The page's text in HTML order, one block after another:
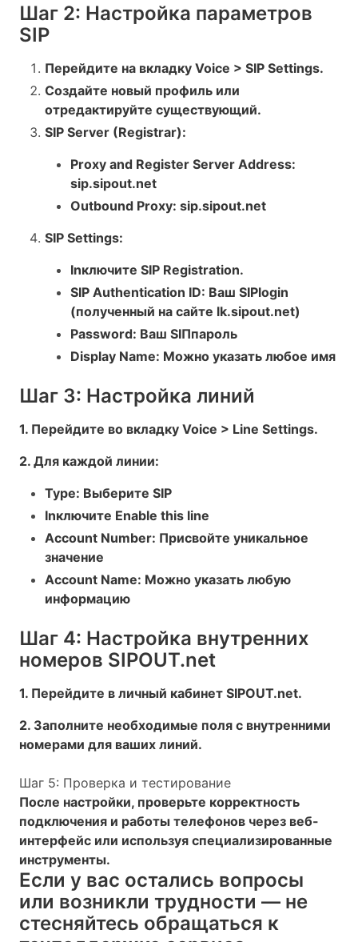
Шаг 2: Настройка параметров
SIP
Перейдите на вкладку Voice > SIP Settings.
Создайте новый профиль или
отредактируйте существующий.
SIP Server (Registrar):
Proxy and Register Server Address:
sip.sipout.net
Outbound Proxy: sip.sipout.net
SIP Settings:
Inключите SIP Registration.
SIP Authentication ID: Ваш SIPlogin
(полученный на сайте lk.sipout.net)
Password: Ваш SIПпароль
Display Name: Можно указать любое имя
Шаг 3: Настройка линий
1. Перейдите во вкладку Voice > Line Settings.
2. Для каждой линии:
Type: Выберите SIP
Inключите Enable this line
Account Number: Присвойте уникальное
значение
Account Name: Можно указать любую
информацию
Шаг 4: Настройка внутренних
номеров SIPOUT.net
1. Перейдите в личный кабинет SIPOUT.net.
2. Заполните необходимые поля с внутренними
номерами для ваших линий.
Шаг 5: Проверка и тестирование
После настройки, проверьте корректность
подключения и работы телефонов через веб-
интерфейс или используя специализированные
инструменты.
Если у вас остались вопросы
или возникли трудности — не
стесняйтесь обращаться к